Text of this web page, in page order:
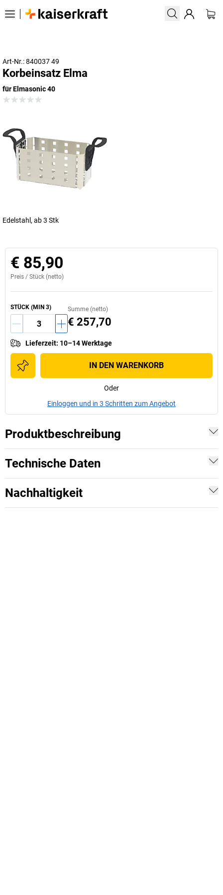
Art-Nr.: 840037 49
Korbeinsatz Elma
für Elmasonic 40
Edelstahl, ab 3 Stk
€ 85,90
Preis / Stück (netto)
STÜCK (MIN 3) Summe (netto)
€ 257,70
Lieferzeit: 10–14 Werktage
IN DEN WARENKORB
Oder
Einloggen und in 3 Schritten zum Angebot
Produktbeschreibung
Technische Daten
Nachhaltigkeit